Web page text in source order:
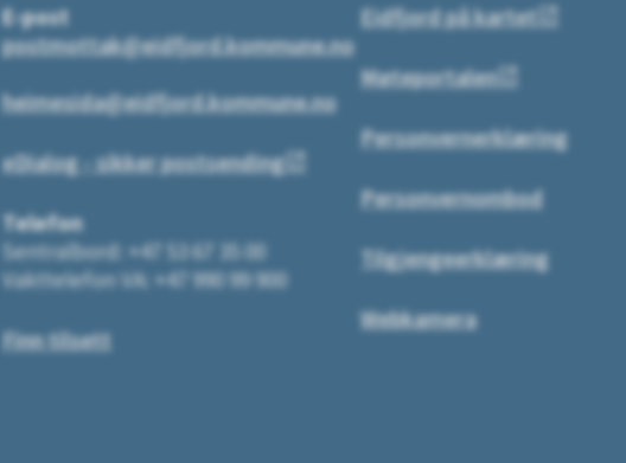
E-post
postmottak@eidfjord.kommune.no
heimesida@eidfjord.kommune.no
eDialog - sikker postsending
Telefon
Sentralbord: +47 53 67 35 00
Vakttelefon VA: +47 990 99 900
Finn tilsett
Eidfjord på kartet
Møteportalen
Personvernerklæring
Personvernombod
Tilgjengeerklæring
Webkamera